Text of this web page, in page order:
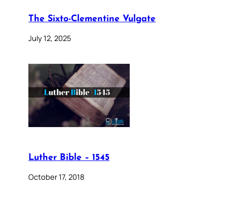
The Sixto-Clementine Vulgate
July 12, 2025
Luther Bible – 1545
October 17, 2018